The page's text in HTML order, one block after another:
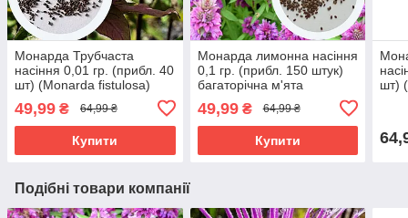
Монарда Трубчаста
насіння 0,01 гр. (прибл. 40
шт) (Monarda fistulosa)
бергамот
49,99 ₴ 64,99 ₴
Купити
Монарда лимонна насіння
0,1 гр. (прибл. 150 штук)
багаторічна м'ята
червона рута (Monarda
citriodora)
49,99₴ 64,99 ₴
Купити
шт)
Подібні товари компанії